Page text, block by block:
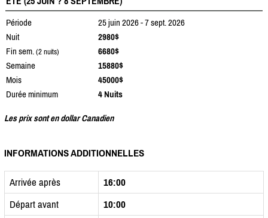
Période
25 juin 2026 - 7 sept. 2026
Nuit
2980$
Fin sem. (2 nuits)
6680$
Semaine
15880$
Mois
45000$
Durée minimum
4 Nuits
Les prix sont en dollar Canadien
INFORMATIONS ADDITIONNELLES
Arrivée après
16:00
Départ avant
10:00